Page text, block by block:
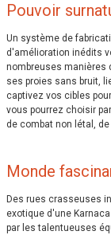
Pouvoir
Un système de
d'amélioration inédits
nombreuses manières
ses proies sans bruit,
captivez vos cibles
vous pourrez choisir
de combat non létal,
Monde
Des rues crasseuses
exotique d'une
par les talentueuses